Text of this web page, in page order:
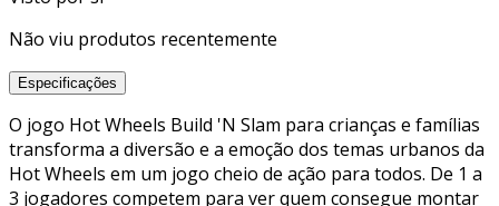
Não viu produtos recentemente
Especificações
O jogo Hot Wheels Build 'N Slam para crianças e famílias
transforma a diversão e a emoção dos temas urbanos da
Hot Wheels em um jogo cheio de ação para todos. De 1 a
3 jogadores competem para ver quem consegue montar